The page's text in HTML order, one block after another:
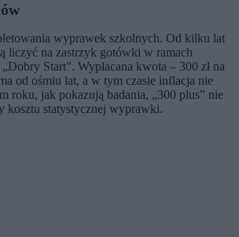
wyprawek szkolnych. Od kilku lat
liczyć na zastrzyk gotówki w ramach
Start”. Wypłacana kwota – 300 zł na
od ośmiu lat, a w tym czasie inflacja nie
roku, jak pokazują badania, „300 plus” nie
kosztu statystycznej wyprawki.